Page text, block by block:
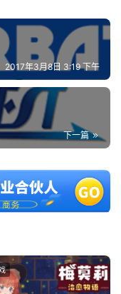
2017年3月8日 3:19 下午
下一篇